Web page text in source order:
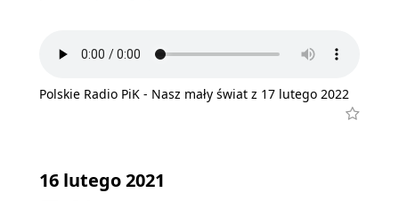
Polskie Radio PiK - Nasz mały świat z 17 lutego 2022
16 lutego 2021